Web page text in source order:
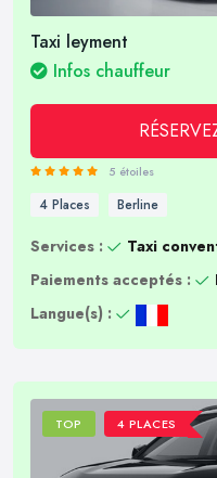
Taxi leyment
Infos chauffeur
5 étoiles
4 Places Berline
Services :
Taxi
Paiements acceptés :
Langue(s) :
TOP 4 PLACES